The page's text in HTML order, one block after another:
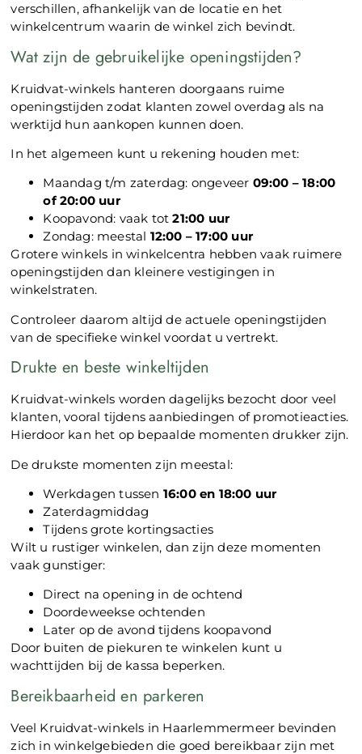
verschillen, afhankelijk van de locatie en het
winkelcentrum waarin de winkel zich bevindt.
Wat zijn de gebruikelijke openingstijden?
Kruidvat-winkels hanteren doorgaans ruime
openingstijden zodat klanten zowel overdag als na
werktijd hun aankopen kunnen doen.
In het algemeen kunt u rekening houden met:
Maandag t/m zaterdag: ongeveer 09:00 – 18:00
of 20:00 uur
Koopavond: vaak tot21:00 uur
Zondag: meestal 12:00 – 17:00 uur
Grotere winkels in winkelcentra hebben vaak ruimere
openingstijden dan kleinere vestigingen in
winkelstraten.
Controleer daarom altijd de actuele openingstijden
van de specifieke winkel voordat u vertrekt.
Drukte en beste winkeltijden
Kruidvat-winkels worden dagelijks bezocht door veel
klanten, vooral tijdens aanbiedingen of promotieacties.
Hierdoor kan het op bepaalde momenten drukker zijn.
De drukste momenten zijn meestal:
Werkdagen tussen 16:00 en 18:00 uur
Zaterdagmiddag
Tijdens grote kortingsacties
Wilt u rustiger winkelen, dan zijn deze momenten
vaak gunstiger:
Direct na opening in de ochtend
Doordeweekse ochtenden
Later op de avond tijdens koopavond
Door buiten de piekuren te winkelen kunt u
wachttijden bij de kassa beperken.
Bereikbaarheid en parkeren
Veel Kruidvat-winkels in Haarlemmermeer bevinden
zich in winkelgebieden die goed bereikbaar zijn met